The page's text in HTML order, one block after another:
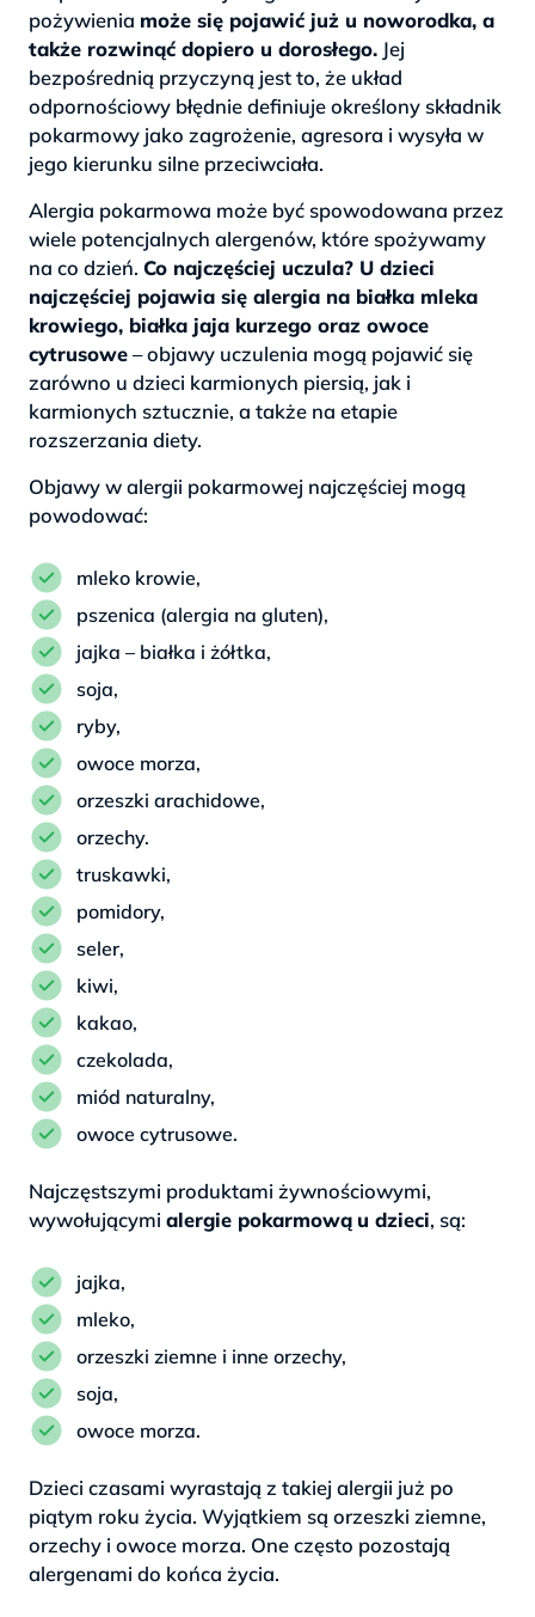
pożywienia może się pojawić już u noworodka, a
także rozwinąć dopiero u dorosłego. Jej
bezpośrednią przyczyną jest to, że układ
odpornościowy błędnie definiuje określony składnik
pokarmowy jako zagrożenie, agresora i wysyła w
jego kierunku silne przeciwciała.
Alergia pokarmowa może być spowodowana przez
wiele potencjalnych alergenów, które spożywamy
na co dzień. Co najczęściej uczula? U dzieci
najczęściej pojawia się alergia na białka mleka
krowiego, białka jaja kurzego oraz owoce
cytrusowe– objawy uczulenia mogą pojawić się
zarówno u dzieci karmionych piersią, jak i
karmionych sztucznie, a także na etapie
rozszerzania diety.
Objawy w alergii pokarmowej najczęściej mogą
powodować:
mleko krowie,
pszenica (alergia na gluten),
jajka – białka i żółtka,
soja,
ryby,
owoce morza,
orzeszki arachidowe,
orzechy.
truskawki,
pomidory,
seler,
kiwi,
kakao,
czekolada,
miód naturalny,
owoce cytrusowe.
Najczęstszymi produktami żywnościowymi,
wywołującymi alergie pokarmową u dzieci, są:
jajka,
mleko,
orzeszki ziemne i inne orzechy,
soja,
owoce morza.
Dzieci czasami wyrastają z takiej alergii już po
piątym roku życia. Wyjątkiem są orzeszki ziemne,
orzechy i owoce morza. One często pozostają
alergenami do końca życia.